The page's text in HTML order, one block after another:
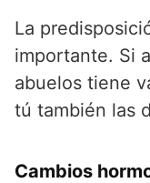
La
importante. Si
abuelos tiene
tú también las
Cambios